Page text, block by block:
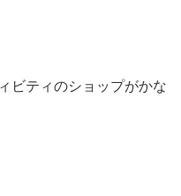
ビティのショップがかな